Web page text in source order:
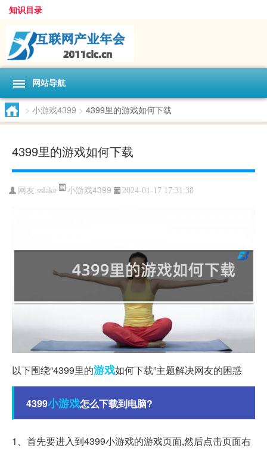
知识目录
网站导航
> 小游戏4399 > 4399里的游戏如何下载
4399里的游戏如何下载
网友:sslake 小游戏4399 2024-01-17 17:31:38
以下围绕“4399里的游戏如何下载”主题解决网友的困惑
4399小游戏怎么下载到电脑?
1、首先要进入到4399小游戏的游戏页面,然后点击页面右